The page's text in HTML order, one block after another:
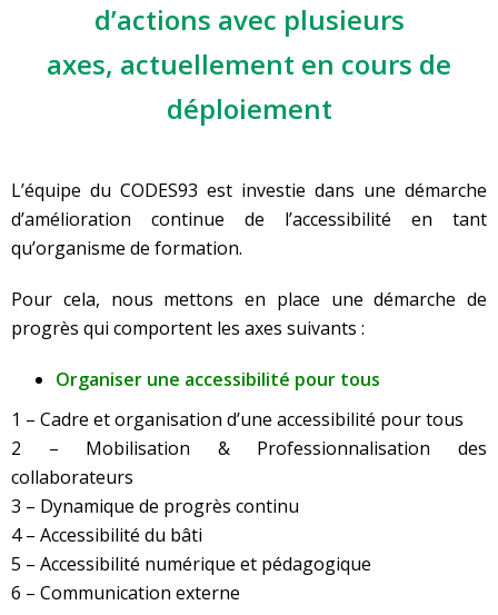
d’actions avec plusieurs
axes, actuellement en cours de
déploiement
L’équipe du CODES93 est investie dans une démarche
d’amélioration continue de l’accessibilité en tant
qu’organisme de formation.
Pour cela, nous mettons en place une démarche de
progrès qui comportent les axes suivants :
Organiser une accessibilité pour tous
1 – Cadre et organisation d’une accessibilité pour tous
2 – Mobilisation & Professionnalisation des
collaborateurs
3 – Dynamique de progrès continu
4 – Accessibilité du bâti
5 – Accessibilité numérique et pédagogique
6 – Communication externe